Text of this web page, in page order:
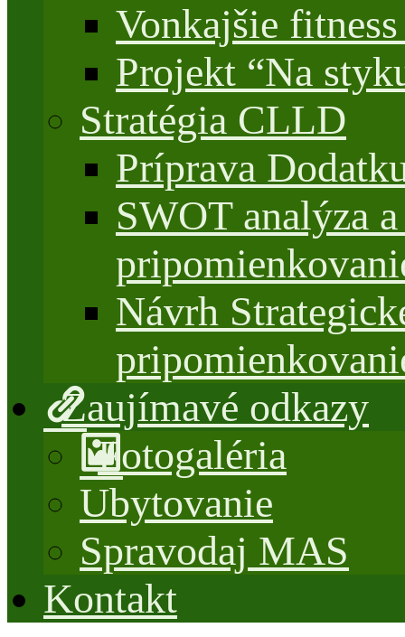
Vonkajšie
Projekt “Na
Stratégia CLLD
Príprava
SWOT analýza
Návrh
Zaujímavé odkazy
Fotogaléria
Ubytovanie
Spravodaj MAS
Kontakt